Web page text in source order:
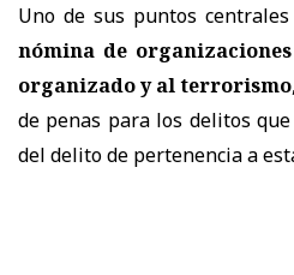
Uno de sus puntos
nómina de
organizado y al terrorismo
de penas para los delitos
del delito de pertenencia a